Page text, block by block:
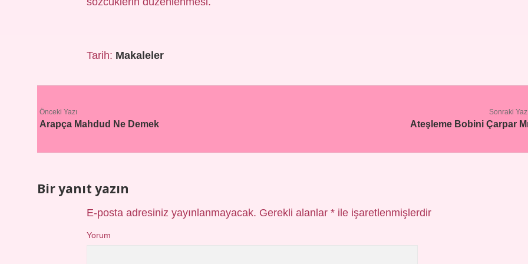
Tarih: Makaleler
Önceki Yazı
Arapça Mahdud Ne Demek
Sonraki
Ateşleme Bobini Çarpar
Bir yanıt yazın
E-posta adresiniz yayınlanmayacak. Gerekli alanlar *ile işaretlenmişlerdir
Yorum